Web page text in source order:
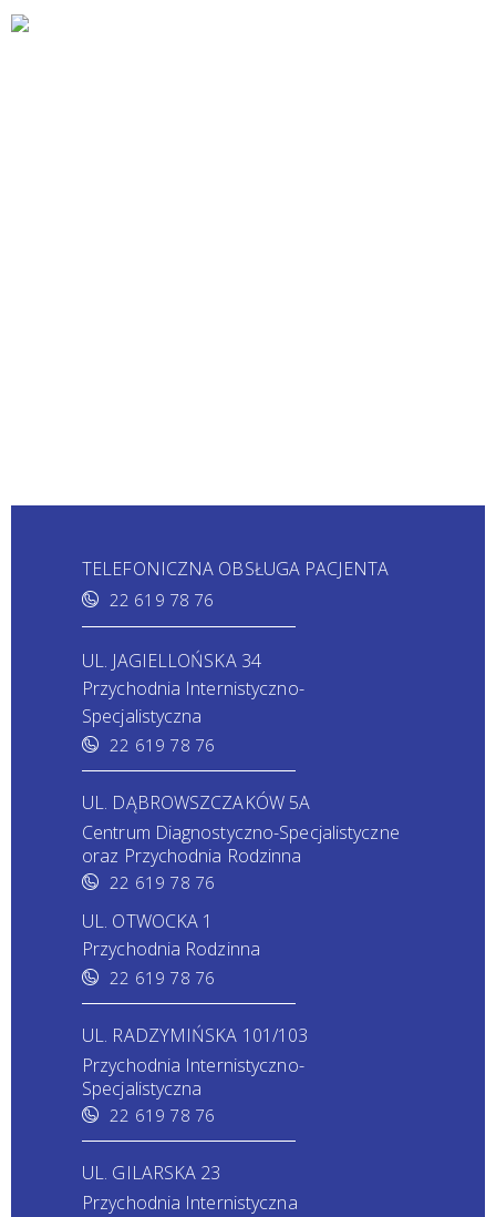
TELEFONICZNA OBSŁUGA PACJENTA
22 619 78 76
UL. JAGIELLOŃSKA 34
Przychodnia Internistyczno-
Specjalistyczna
22 619 78 76
UL. DĄBROWSZCZAKÓW 5A
Centrum Diagnostyczno-Specjalistyczne
oraz Przychodnia Rodzinna
22 619 78 76
UL. OTWOCKA 1
Przychodnia Rodzinna
22 619 78 76
UL. RADZYMIŃSKA 101/103
Przychodnia Internistyczno-
Specjalistyczna
22 619 78 76
UL. GILARSKA 23
Przychodnia Internistyczna